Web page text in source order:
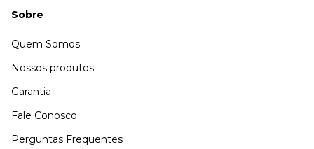
Sobre
Quem Somos
Nossos produtos
Garantia
Fale Conosco
Perguntas Frequentes